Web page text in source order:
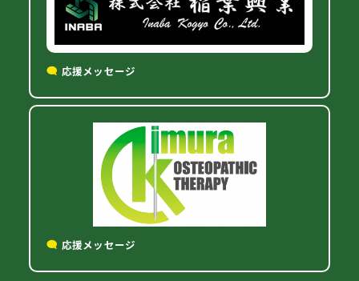
応援メッセージ
応援メッセージ